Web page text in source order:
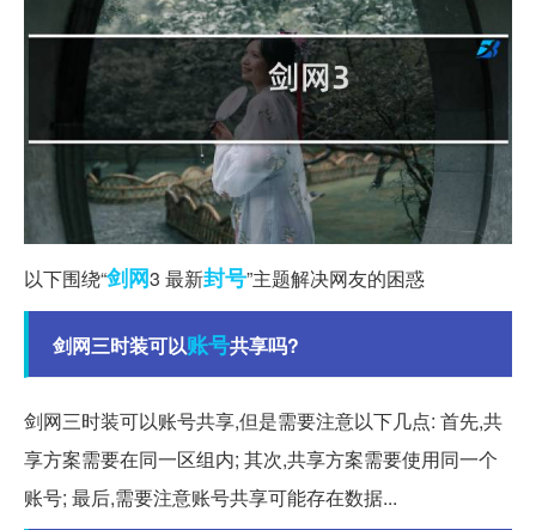
以下围绕“剑网3 最新封号”主题解决网友的困惑
剑网三时装可以账号共享吗?
剑网三时装可以账号共享,但是需要注意以下几点: 首先,共
享方案需要在同一区组内; 其次,共享方案需要使用同一个
账号; 最后,需要注意账号共享可能存在数据...